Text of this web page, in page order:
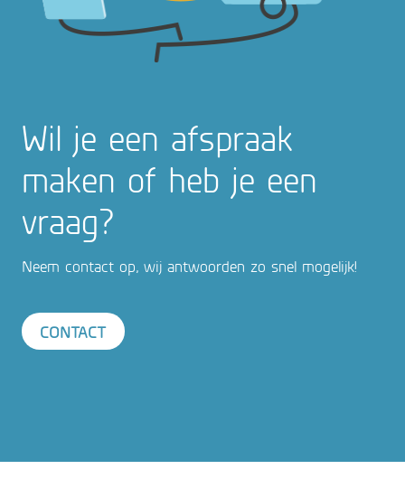
Wil je een afspraak
maken of heb je een
vraag?
Neem contact op, wij antwoorden zo snel mogelijk!
CONTACT